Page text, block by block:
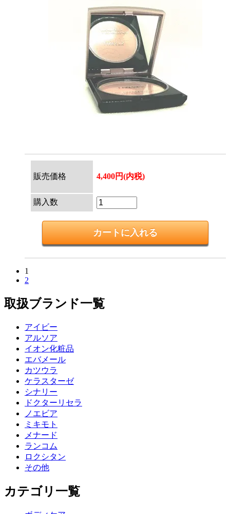
販売価格 4,400円(内税)
購入数
1
2
取扱ブランド一覧
アイビー
アルソア
イオン化粧品
エバメール
カツウラ
ケラスターゼ
シナリー
ドクターリセラ
ノエビア
ミキモト
メナード
ランコム
ロクシタン
その他
カテゴリ一覧